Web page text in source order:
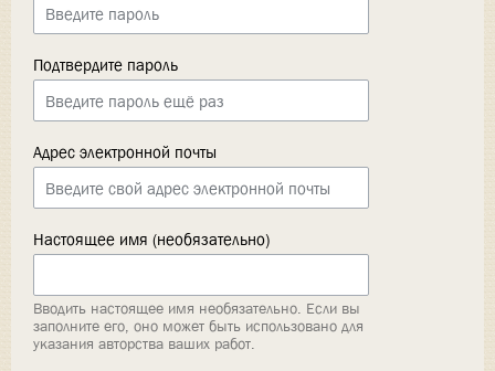
Подтвердите пароль
Адрес электронной почты
Настоящее имя (необязательно)
Вводить настоящее имя необязательно. Если вы
заполните его, оно может быть использовано для
указания авторства ваших работ.